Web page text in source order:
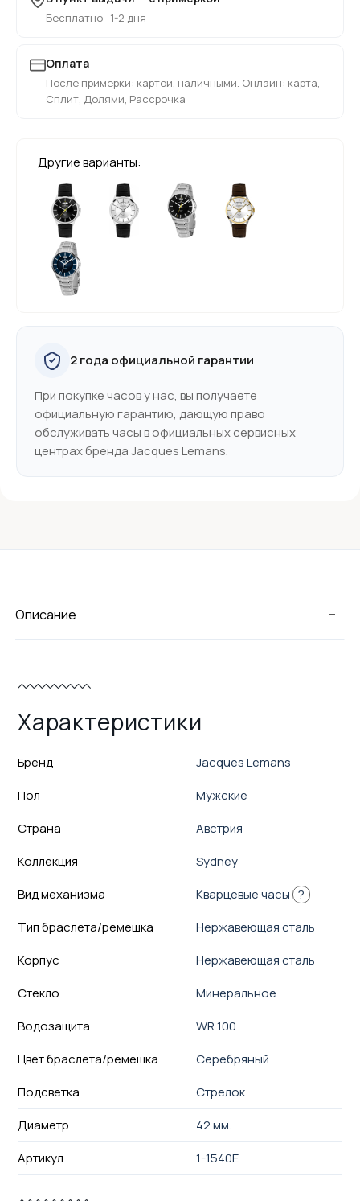
Бесплатно · 1-2 дня
Оплата
После примерки: картой, наличными. Онлайн: карта,
Сплит, Долями, Рассрочка
Другие варианты:
2 года официальной гарантии
При покупке часов у нас, вы получаете
официальную гарантию, дающую право
обслуживать часы в официальных сервисных
центрах бренда Jacques Lemans.
-
Описание
Характеристики
Бренд
Jacques Lemans
Пол
Мужские
Страна
Австрия
Коллекция
Sydney
Вид механизма
Кварцевые часы ?
Тип браслета/ремешка
Нержавеющая сталь
Корпус
Нержавеющая сталь
Стекло
Минеральное
Водозащита
WR 100
Цвет браслета/ремешка
Серебряный
Подсветка
Стрелок
Диаметр
42 мм.
Артикул
1-1540E